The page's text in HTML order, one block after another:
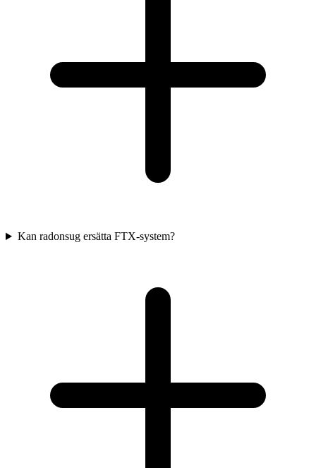
Kan radonsug ersätta FTX-system?